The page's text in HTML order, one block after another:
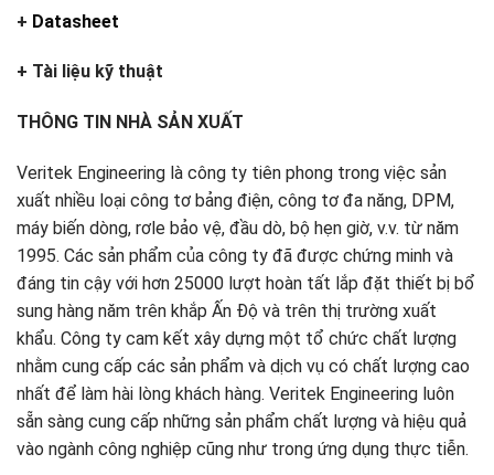
+ Datasheet
+ Tài liệu kỹ thuật
THÔNG TIN NHÀ SẢN XUẤT
Veritek Engineering là công ty tiên phong trong việc sản
xuất nhiều loại công tơ bảng điện, công tơ đa năng, DPM,
máy biến dòng, rơle bảo vệ, đầu dò, bộ hẹn giờ, v.v. từ năm
1995. Các sản phẩm của công ty đã được chứng minh và
đáng tin cậy với hơn 25000 lượt hoàn tất lắp đặt thiết bị bổ
sung hàng năm trên khắp Ấn Độ và trên thị trường xuất
khẩu. Công ty cam kết xây dựng một tổ chức chất lượng
nhằm cung cấp các sản phẩm và dịch vụ có chất lượng cao
nhất để làm hài lòng khách hàng. Veritek Engineering luôn
sẵn sàng cung cấp những sản phẩm chất lượng và hiệu quả
vào ngành công nghiệp cũng như trong ứng dụng thực tiễn.